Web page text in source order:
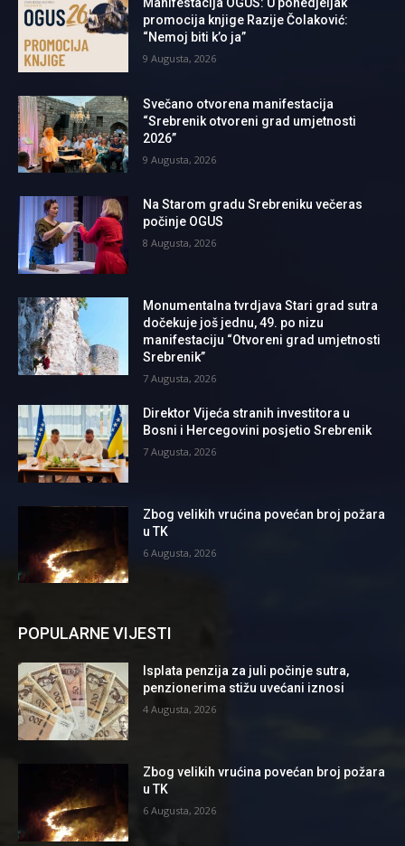
promocija knjige Razije Čolaković:
“Nemoj biti k’o ja”
9 Augusta, 2026
Svečano otvorena manifestacija
“Srebrenik otvoreni grad umjetnosti
2026”
9 Augusta, 2026
Na Starom gradu Srebreniku večeras
počinje OGUS
8 Augusta, 2026
Monumentalna tvrdjava Stari grad sutra
dočekuje još jednu, 49. po nizu
manifestaciju “Otvoreni grad umjetnosti
Srebrenik”
7 Augusta, 2026
Direktor Vijeća stranih investitora u
Bosni i Hercegovini posjetio Srebrenik
7 Augusta, 2026
Zbog velikih vrućina povećan broj požara
u TK
6 Augusta, 2026
POPULARNE VIJESTI
Isplata penzija za juli počinje sutra,
penzionerima stižu uvećani iznosi
4 Augusta, 2026
Zbog velikih vrućina povećan broj požara
u TK
6 Augusta, 2026